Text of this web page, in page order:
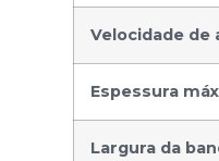
Velocidade de
Espessura
Largura da